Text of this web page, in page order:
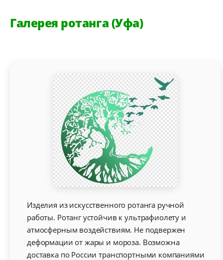
Галерея ротанга (Уфа)
Изделия из искусственного ротанга ручной
работы. Ротанг устойчив к ультрафиолету и
атмосферным воздействиям. Не подвержен
деформации от жары и мороза. Возможна
доставка по России транспортными компаниями